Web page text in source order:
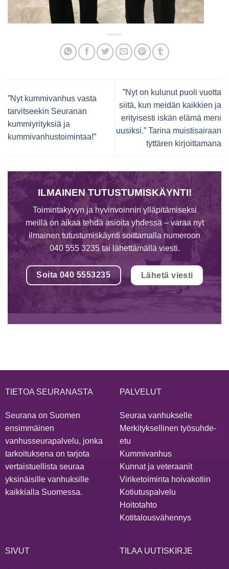
”Nyt kummivanhus vasta
tarvitseekin Seuranan
kummiyrityksiä ja
kummivanhustoimintaa!”
”Nyt on kulunut puoli vuotta
siitä, kun meidän kaikkien ja
erityisesti iskän elämä meni
uusiksi.” Tarina muistisairaan
tyttären kirjoittamana
ILMAINEN TUTUSTUMISKÄYNTI!
Toimintakyvyn ja hyvinvoinnin ylläpitämiseksi
meillä on aikaa tehdä asioita yhdessä – varaa nyt
ilmainen tutustumiskäynti soittamalla numeroon
040 555 3235 tai lähettämällä viesti.
Soita 040 5553235 Lähetä viesti
TIETOA SEURANASTA
Seurana on Suomen
ensimmäinen
vanhusseurapalvelu, jonka
tarkoituksena on tarjota
vertaistuellista seuraa
yksinäisille vanhuksille
kaikkialla Suomessa.
PALVELUT
Seuraa vanhukselle
Merkityksellinen työsuhde-
etu
Kummivanhus
Kunnat ja veteraanit
Viriketoiminta hoivakotiin
Kotiutuspalvelu
Hoitotahto
Kotitalousvähennys
SIVUT TILAA UUTISKIRJE